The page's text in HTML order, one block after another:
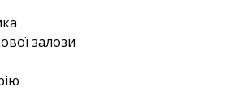
залози